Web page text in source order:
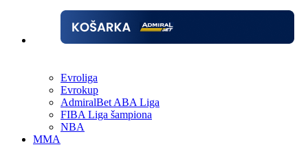
Evroliga
Evrokup
AdmiralBet ABA Liga
FIBA Liga šampiona
NBA
MMA